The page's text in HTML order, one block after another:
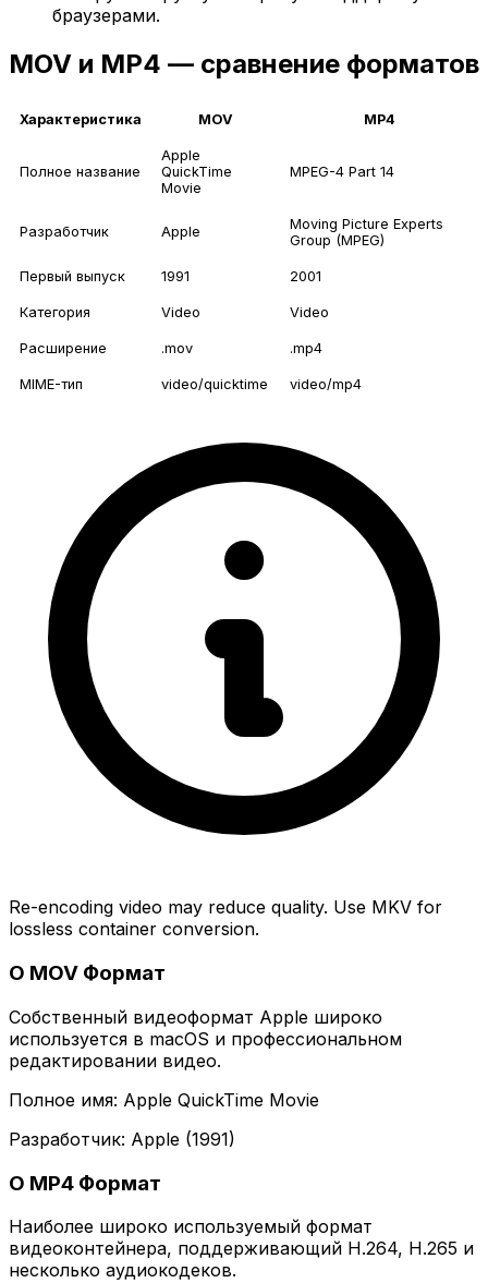
браузерами.
MOV и MP4 — сравнение форматов
Характеристика MOV MP4
Полное название
Apple
QuickTime
Movie
MPEG-4 Part 14
Разработчик Apple
Moving Picture Experts
Group (MPEG)
Первый выпуск 1991 2001
Категория Video Video
Расширение .mov .mp4
MIME-тип video/quicktime video/mp4
Re-encoding video may reduce quality. Use MKV for
lossless container conversion.
О MOV Формат
Собственный видеоформат Apple широко
используется в macOS и профессиональном
редактировании видео.
Полное имя: Apple QuickTime Movie
Разработчик: Apple (1991)
О MP4 Формат
Наиболее широко используемый формат
видеоконтейнера, поддерживающий H.264, H.265 и
несколько аудиокодеков.